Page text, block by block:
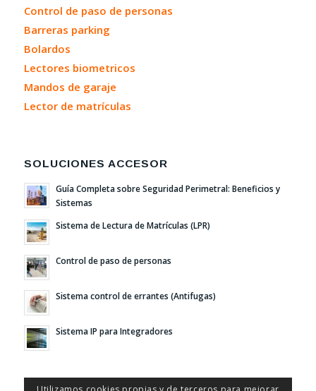
Control de paso de personas
Barreras parking
Bolardos
Lectores biometricos
Mandos de garaje
Lector de matrículas
SOLUCIONES ACCESOR
Guía Completa sobre Seguridad Perimetral: Beneficios y
Sistemas
Sistema de Lectura de Matrículas (LPR)
Control de paso de personas
Sistema control de errantes (Antifugas)
Sistema IP para Integradores